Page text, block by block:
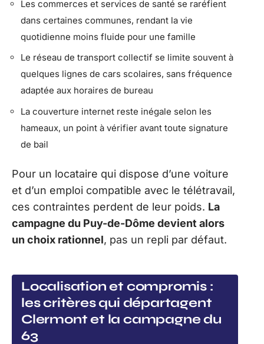
Les commerces et services de santé se raréfient
dans certaines communes, rendant la vie
quotidienne moins fluide pour une famille
Le réseau de transport collectif se limite souvent à
quelques lignes de cars scolaires, sans fréquence
adaptée aux horaires de bureau
La couverture internet reste inégale selon les
hameaux, un point à vérifier avant toute signature
de bail
Pour un locataire qui dispose d’une voiture
et d’un emploi compatible avec le télétravail,
ces contraintes perdent de leur poids. La
campagne du Puy-de-Dôme devient alors
un choix rationnel, pas un repli par défaut.
Localisation et compromis :
les critères qui départagent
Clermont et la campagne du
63